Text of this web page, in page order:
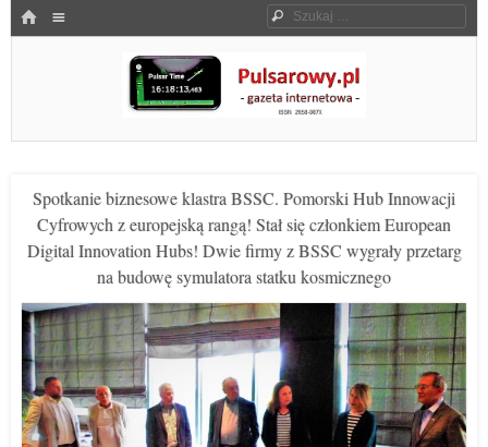
HOME Szukaj
Pulsarowy.pl
Spotkanie biznesowe klastra BSSC. Pomorski Hub Innowacji
Cyfrowych z europejską rangą! Stał się członkiem European
Digital Innovation Hubs! Dwie firmy z BSSC wygrały przetarg
na budowę symulatora statku kosmicznego